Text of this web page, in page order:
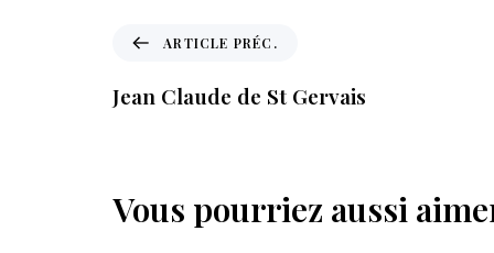
t
i
p
ARTICLE PRÉC.
Jean Claude de St Gervais
Vous pourriez aussi